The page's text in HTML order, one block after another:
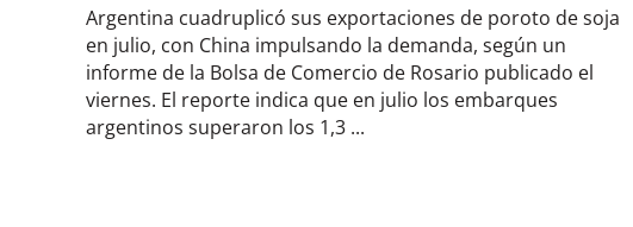
Argentina cuadruplicó sus exportaciones de poroto de soja
en julio, con China impulsando la demanda, según un
informe de la Bolsa de Comercio de Rosario publicado el
viernes. El reporte indica que en julio los embarques
argentinos superaron los 1,3 ...